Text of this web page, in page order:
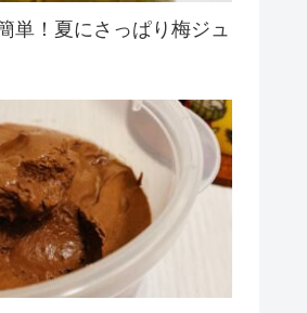
単！夏にさっぱり梅ジュ